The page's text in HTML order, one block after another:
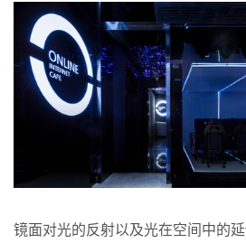
镜面对光的反射以及光在空间中的